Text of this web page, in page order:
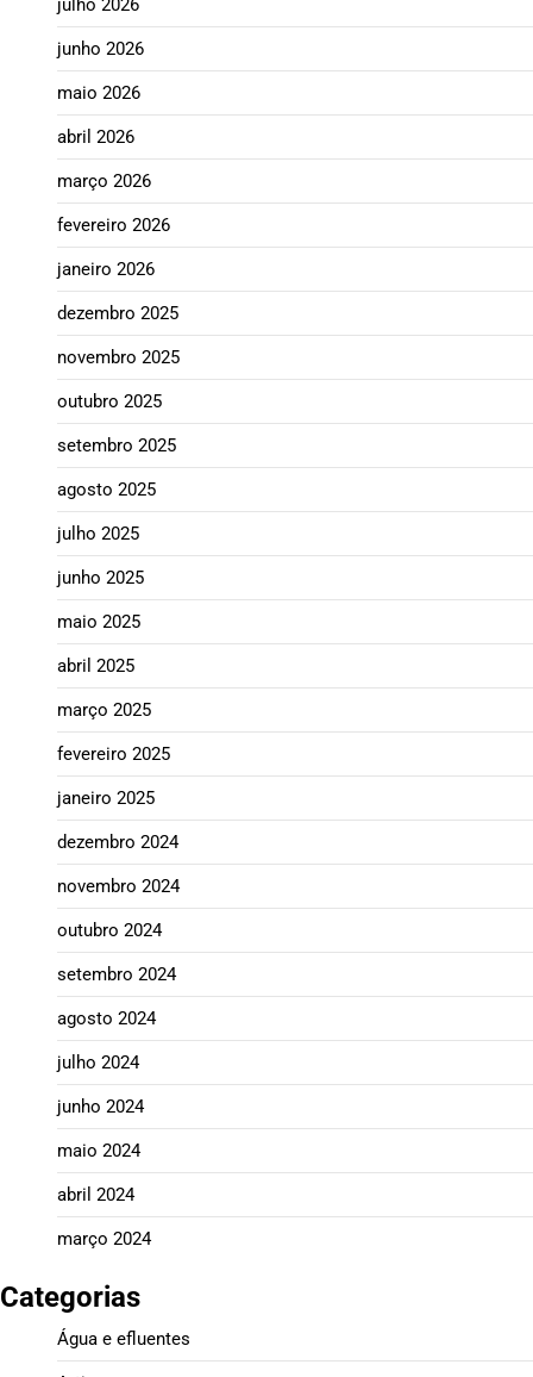
julho 2026
junho 2026
maio 2026
abril 2026
março 2026
fevereiro 2026
janeiro 2026
dezembro 2025
novembro 2025
outubro 2025
setembro 2025
agosto 2025
julho 2025
junho 2025
maio 2025
abril 2025
março 2025
fevereiro 2025
janeiro 2025
dezembro 2024
novembro 2024
outubro 2024
setembro 2024
agosto 2024
julho 2024
junho 2024
maio 2024
abril 2024
março 2024
Categorias
Água e efluentes